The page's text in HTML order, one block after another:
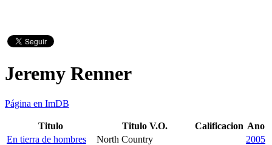
Jeremy Renner
Página en ImDB
Titulo Titulo V.O. Calificacion Ano
En tierra de hombres
North Country
2005